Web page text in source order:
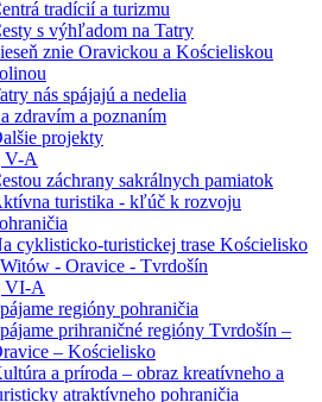
tradícií a turizmu
s výhľadom na Tatry
znie Oravickou a Kościeliskou
nás spájajú a nedelia
zdravím a poznaním
projekty
V-A
záchrany sakrálnych pamiatok
turistika - kľúč k rozvoju
cyklisticko-turistickej trase Kościelisko
- Oravice - Tvrdošín
VI-A
regióny pohraničia
prihraničné regióny Tvrdošín –
– Kościelisko
a príroda – obraz kreatívneho a
atraktívneho pohraničia